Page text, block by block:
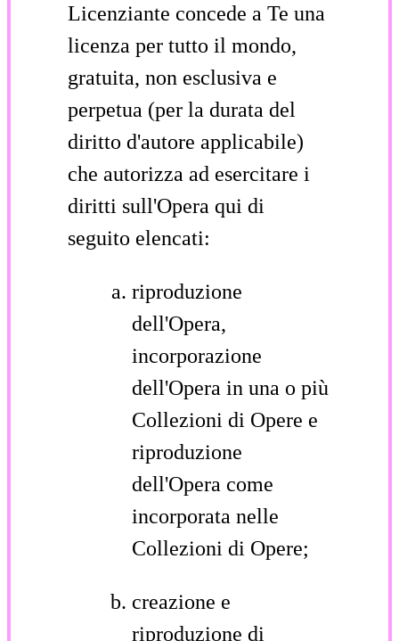
Licenziante concede a Te una
licenza per tutto il mondo,
gratuita, non esclusiva e
perpetua (per la durata del
diritto d'autore applicabile)
che autorizza ad esercitare i
diritti sull'Opera qui di
seguito elencati:
riproduzione
dell'Opera,
incorporazione
dell'Opera in una o più
Collezioni di Opere e
riproduzione
dell'Opera come
incorporata nelle
Collezioni di Opere;
creazione e
riproduzione di